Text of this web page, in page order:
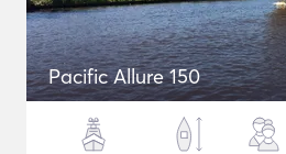
Pacific Allure 150